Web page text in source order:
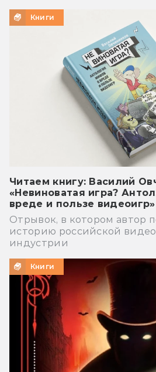
Книги
Читаем книгу: Василий
«Невиноватая игра?
вреде и пользе видеоигр»
Отрывок, в котором автор
историю российской
индустрии
Книги